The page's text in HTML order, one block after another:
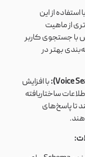
از این
از ماهیت
با جستجوی کاربر
بهتر در
با افزایش
ساختاریافته
تا پاسخ‌های